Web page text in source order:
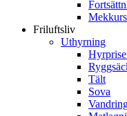
Mekkurs
Friluftsliv
Uthyrning
Tält
Sova